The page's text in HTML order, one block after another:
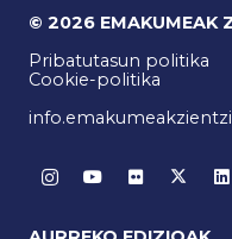
© 2026 EMAKUMEAK
Pribatutasun politika
Cookie-politika